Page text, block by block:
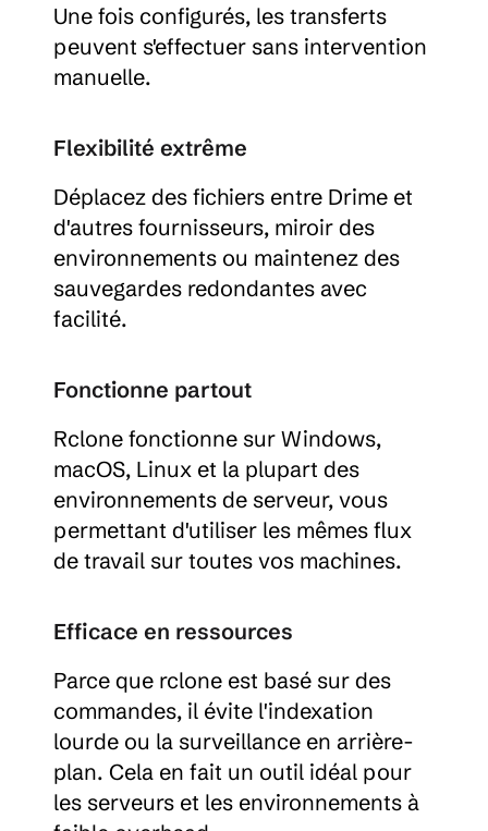
Une fois configurés, les transferts
peuvent s'effectuer sans intervention
manuelle.
Flexibilité extrême
Déplacez des fichiers entre Drime et
d'autres fournisseurs, miroir des
environnements ou maintenez des
sauvegardes redondantes avec
facilité.
Fonctionne partout
Rclone fonctionne sur Windows,
macOS, Linux et la plupart des
environnements de serveur, vous
permettant d'utiliser les mêmes flux
de travail sur toutes vos machines.
Efficace en ressources
Parce que rclone est basé sur des
commandes, il évite l'indexation
lourde ou la surveillance en arrière-
plan. Cela en fait un outil idéal pour
les serveurs et les environnements à